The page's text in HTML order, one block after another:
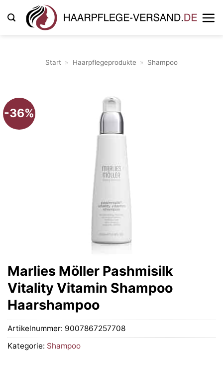
Inhalt
Start » Haarpflegeprodukte » Shampoo
-36%
Marlies Möller Pashmisilk
Vitality Vitamin Shampoo
Haarshampoo
Artikelnummer: 9007867257708
Kategorie: Shampoo